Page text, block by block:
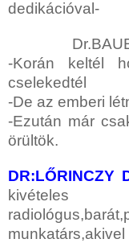
dedikációval-
Dr.BAUER
-Korán keltél
cselekedtél
-De az emberi
-Ezután már
örültök.
DR:LŐRINCZY